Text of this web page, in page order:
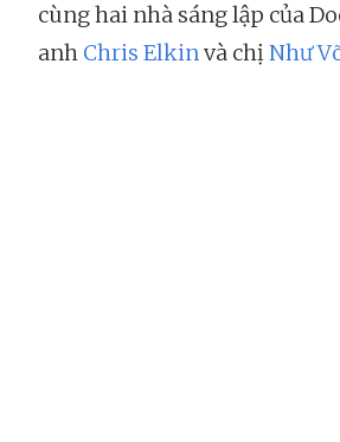
cùng hai nhà sáng lập của
anh Chris Elkinvà chịNhư